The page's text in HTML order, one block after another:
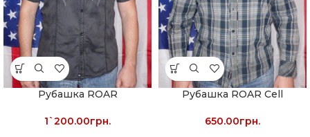
Рубашка ROAR
1`200.00грн.
Рубашка ROAR Cell
650.00грн.